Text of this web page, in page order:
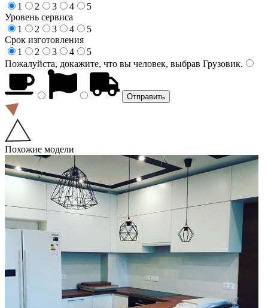
1
2 3 4
5
Уровень сервиса
1
2 3 4
5
Срок изготовления
1
2 3 4
5
Пожалуйста, докажите, что вы человек, выбрав Грузовик.
Похожие модели